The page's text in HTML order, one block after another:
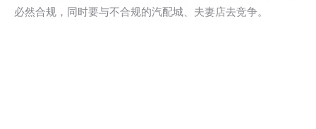
必然合规，同时要与不合规的汽配城、夫妻店去竞争。